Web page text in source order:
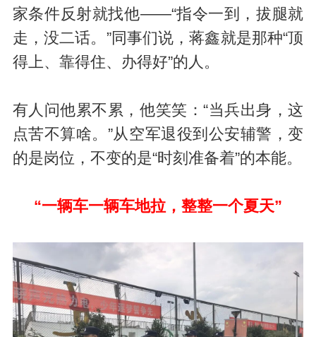
家条件反射就找他——“指令一到，拔腿就
走，没二话。”同事们说，蒋鑫就是那种“顶
得上、靠得住、办得好”的人。
有人问他累不累，他笑笑：“当兵出身，这
点苦不算啥。”从空军退役到公安辅警，变
的是岗位，不变的是“时刻准备着”的本能。
“一辆车一辆车地拉，整整一个夏天”